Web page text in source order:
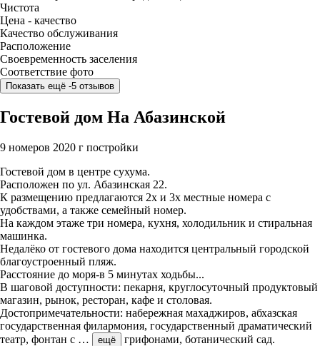
Чистота
Цена - качество
Качество обслуживания
Расположение
Своевременность заселения
Соответствие фото
Показать ещё -5 отзывов
Гостевой дом На Абазинской
9 номеров 2020 г постройки
Гостевой дом в центре сухума.
Расположен по ул. Абазинская 22.
К размещению предлагаются 2х и 3х местные номера с
удобствами, а также семейный номер.
На каждом этаже три номера, кухня, холодильник и стиральная
машинка.
Недалёко от гостевого дома находится центральный городской
благоустроенный пляж.
Расстояние до моря-в 5 минутах ходьбы...
В шаговой доступности: пекарня, круглосуточный продуктовый
магазин, рынок, ресторан, кафе и столовая.
Достопримечательности: набережная махаджиров, абхазская
государственная филармония, государственный драматический
театр, фонтан с … ещё
грифонами, ботанический сад.